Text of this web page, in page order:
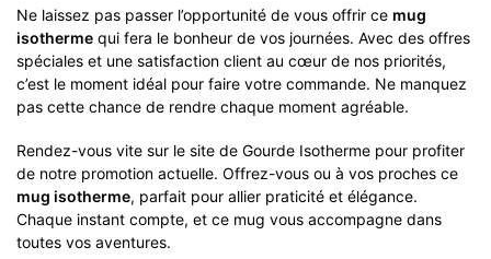
Ne laissez pas passer l’opportunité de vous offrir ce mug
isotherme qui fera le bonheur de vos journées. Avec des offres
spéciales et une satisfaction client au cœur de nos priorités,
c’est le moment idéal pour faire votre commande. Ne manquez
pas cette chance de rendre chaque moment agréable.
Rendez-vous vite sur le site de Gourde Isotherme pour profiter
de notre promotion actuelle. Offrez-vous ou à vos proches ce
mug isotherme, parfait pour allier praticité et élégance.
Chaque instant compte, et ce mug vous accompagne dans
toutes vos aventures.